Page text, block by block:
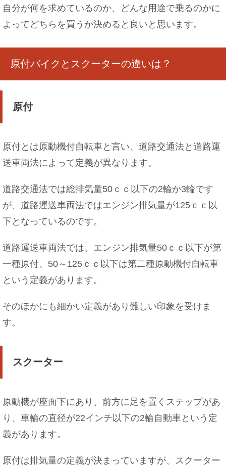
自分が何を求めているのか、どんな用途で乗るのかに
よってどちらを買うか決めると良いと思います。
原付バイクとスクーターの違いは？
原付
原付とは原動機付自転車と言い、道路交通法と道路運
送車両法によって定義が異なります。
道路交通法では総排気量50ｃｃ以下の2輪か3輪です
が、道路運送車両法ではエンジン排気量が125ｃｃ以
下となっているのです。
道路運送車両法では、エンジン排気量50ｃｃ以下が第
一種原付、50～125ｃｃ以下は第二種原動機付自転車
という定義があります。
そのほかにも細かい定義があり難しい印象を受けま
す。
スクーター
原動機が座面下にあり、前方に足を置くステップがあ
り、車輪の直径が22インチ以下の2輪自動車という定
義があります。
原付は排気量の定義が決まっていますが、スクーター